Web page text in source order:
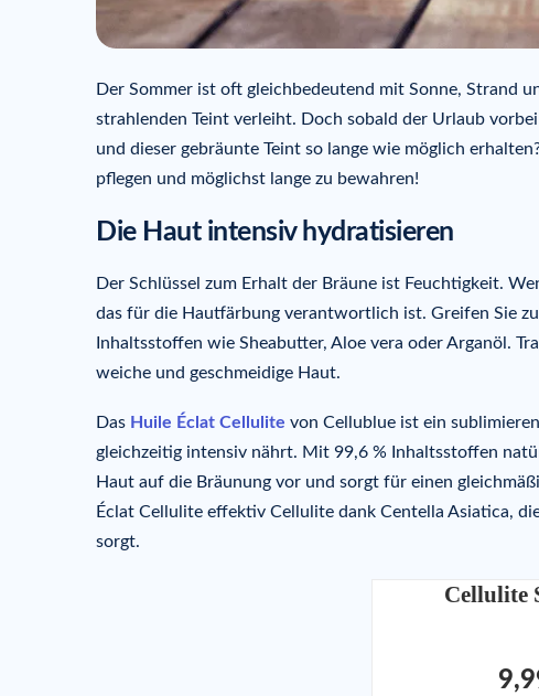
Der Sommer ist oft gleichbedeutend mit Sonne, Strand
strahlenden Teint verleiht. Doch sobald der Urlaub
und dieser gebräunte Teint so lange wie möglich
pflegen und möglichst lange zu bewahren!
Die Haut intensiv hydratisieren
Der Schlüssel zum Erhalt der Bräune ist Feuchtigkeit.
das für die Hautfärbung verantwortlich ist. Greifen Sie
Inhaltsstoffen wie Sheabutter, Aloe vera oder Arganöl.
weiche und geschmeidige Haut.
Das Huile Éclat Cellulite von Cellublue ist ein
gleichzeitig intensiv nährt. Mit 99,6 % Inhaltsstoffen
Haut auf die Bräunung vor und sorgt für einen
Éclat Cellulite effektiv Cellulite dank Centella Asiatica,
sorgt.
Cellulite